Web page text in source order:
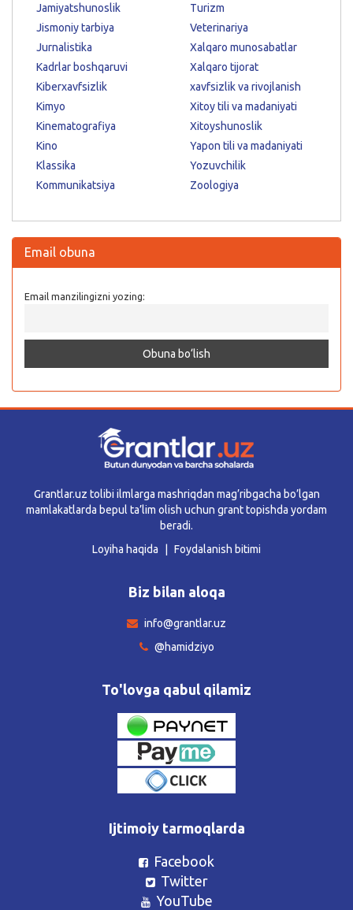
Jamiyatshunoslik
Jismoniy tarbiya
Jurnalistika
Kadrlar boshqaruvi
Kiberxavfsizlik
Kimyo
Kinematografiya
Kino
Klassika
Kommunikatsiya
Turizm
Veterinariya
Xalqaro munosabatlar
Xalqaro tijorat
xavfsizlik va rivojlanish
Xitoy tili va madaniyati
Xitoyshunoslik
Yapon tili va madaniyati
Yozuvchilik
Zoologiya
Email obuna
Email manzilingizni yozing:
Grantlar.uz tolibi ilmlarga mashriqdan mag’ribgacha bo’lgan
mamlakatlarda bepul ta’lim olish uchun grant topishda yordam
beradi.
Loyiha haqida
Foydalanish bitimi
Biz bilan aloqa
info@grantlar.uz
@hamidziyo
To'lovga qabul qilamiz
Ijtimoiy tarmoqlarda
Facebook
Twitter
YouTube